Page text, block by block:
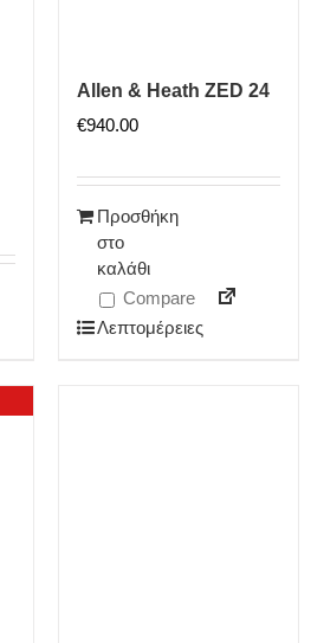
Allen & Heath ZED 24
€940.00
Προσθήκη
στο
καλάθι
Compare
Λεπτομέρειες